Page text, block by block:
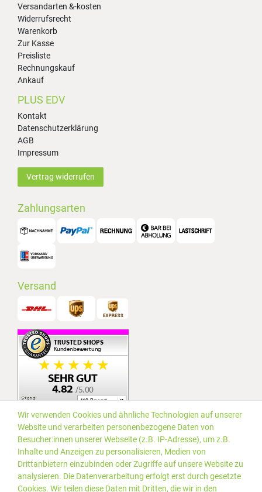
Versandarten &-kosten
Widerrufsrecht
Warenkorb
Zur Kasse
Preisliste
Rechnungskauf
Ankauf
PLUS EDV
Kontakt
Datenschutzerklärung
AGB
Impressum
Vertrag widerrufen
Zahlungsarten
Versand
Wir verwenden Cookies und ähnliche Technologien auf unserer
Website und verarbeiten personenbezogene Daten von
Besucher:innen unserer Webseite (z.B. IP-Adresse), um z.B.
Inhalte und Anzeigen zu personalisieren, Medien von
Drittanbietern einzubinden oder Zugriffe auf unsere Website zu
analysieren. Die Datenverarbeitung erfolgt erst durch gesetzte
Cookies. Wir teilen diese Daten mit Dritten, die wir in den